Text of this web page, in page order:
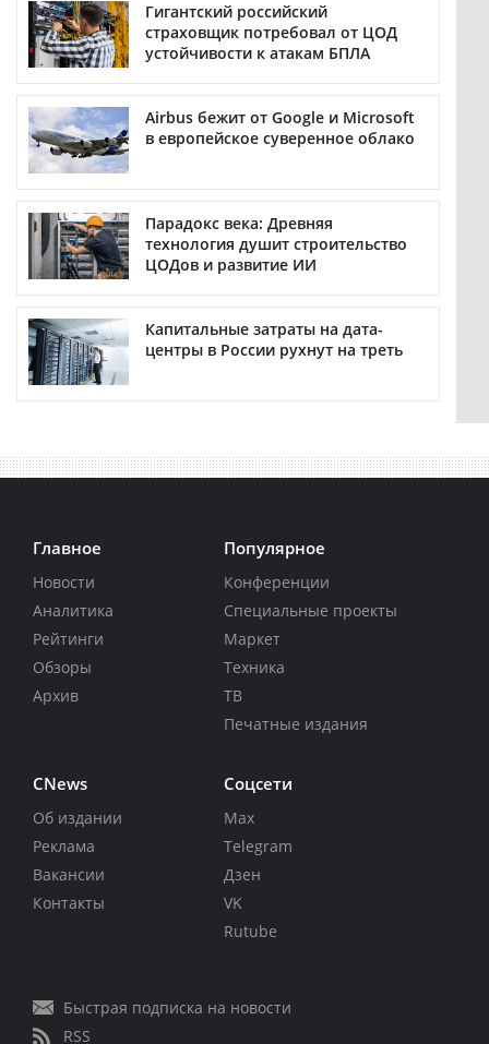
Гигантский российский
страховщик потребовал от ЦОД
устойчивости к атакам БПЛА
Airbus бежит от Google и Microsoft
в европейское суверенное облако
Парадокс века: Древняя
технология душит строительство
ЦОДов и развитие ИИ
Капитальные затраты на дата-
центры в России рухнут на треть
Главное
Новости
Аналитика
Рейтинги
Обзоры
Архив
Популярное
Конференции
Специальные проекты
Маркет
Техника
ТВ
Печатные издания
CNews
Об издании
Реклама
Вакансии
Контакты
Соцсети
Max
Telegram
Дзен
VK
Rutube
Быстрая подписка на новости
RSS